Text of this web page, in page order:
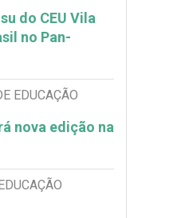
do CEU Vila
no Pan-
EDUCAÇÃO
nova edição na